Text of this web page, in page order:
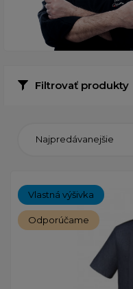
Filtrovať produkty
Najpredávanejšie
Vlastná výšivka
Odporúčame